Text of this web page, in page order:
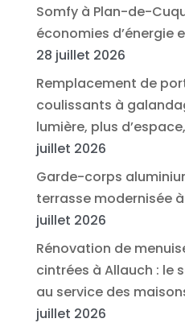
Somfy à Plan-de-
économies d’énergie
28 juillet 2026
Remplacement de
coulissants à
lumière, plus
juillet 2026
Garde-corps
terrasse modernisée
juillet 2026
Rénovation de
cintrées à Allauch : le
au service des
juillet 2026